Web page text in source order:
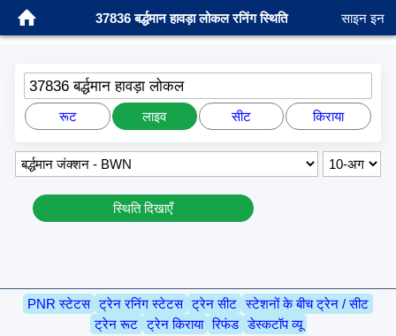
37836 बर्द्धमान हावड़ा लोकल रनिंग स्थिति साइन इन
37836 बर्द्धमान हावड़ा लोकल
रूट लाइव सीट किराया
स्थिति दिखाएँ
PNR स्टेटस ट्रेन रनिंग स्टेटस ट्रेन सीट स्टेशनों के बीच ट्रेन / सीट
ट्रेन रूट ट्रेन किराया रिफंड डेस्कटॉप व्यू